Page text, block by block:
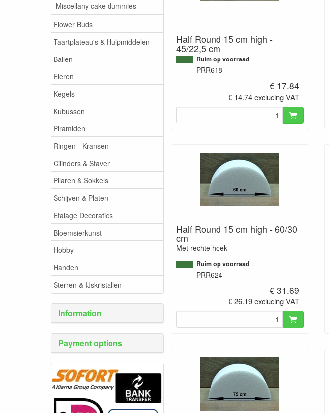
Miscellany cake dummies
Flower Buds
Taartplateau's & Hulpmiddelen
Ballen
Eieren
Kegels
Kubussen
Piramiden
Ringen - Kransen
Cilinders & Staven
Pilaren & Sokkels
Schijven & Platen
Etalage Decoraties
Bloemsierkunst
Hobby
Handen
Sterren & IJskristallen
Information
Payment options
Half Round 15 cm high -
45/22,5 cm
Ruim op voorraad
PRR618
€ 17.84
€ 14.74 excluding VAT
Half Round 15 cm high - 60/30
cm
Met rechte hoek
Ruim op voorraad
PRR624
€ 31.69
€ 26.19 excluding VAT